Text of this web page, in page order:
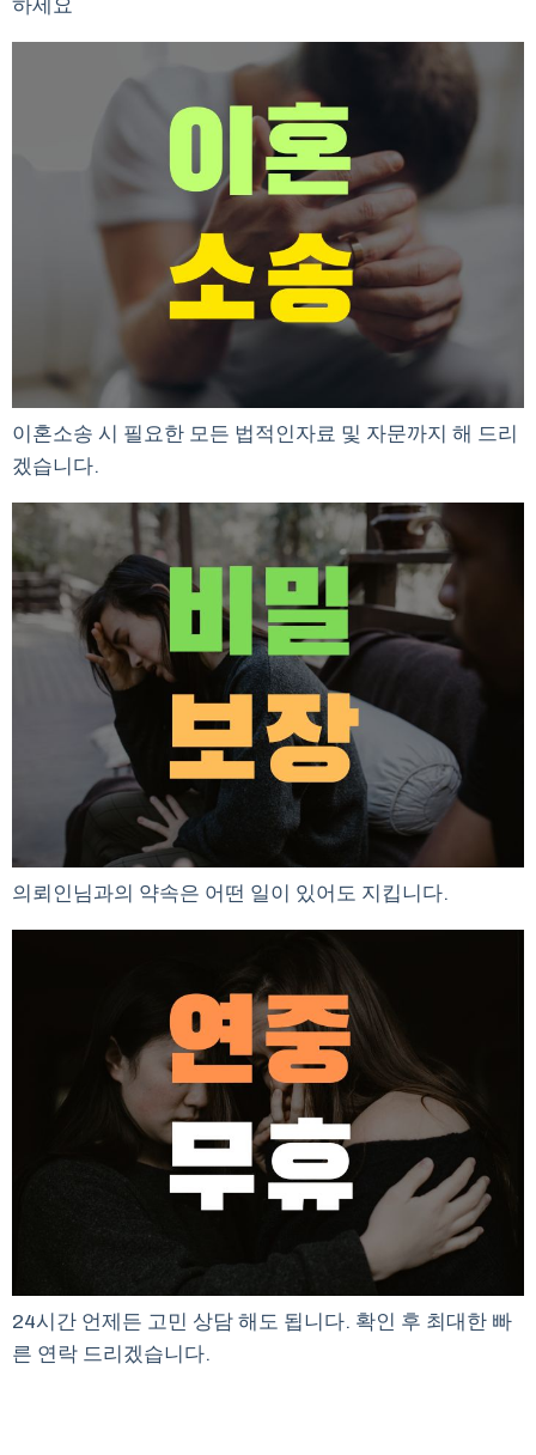
하세요
이혼소송 시 필요한 모든 법적인자료 및 자문까지 해 드리
겠습니다.
의뢰인님과의 약속은 어떤 일이 있어도 지킵니다.
24시간 언제든 고민 상담 해도 됩니다. 확인 후 최대한 빠
른 연락 드리겠습니다.